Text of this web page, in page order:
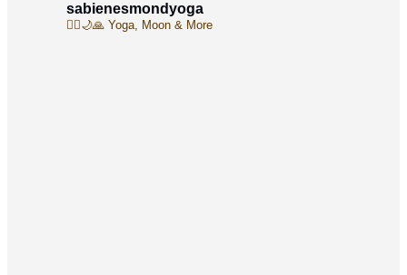
sabienesmondyoga
🧘‍♀️🌙🙏 Yoga, Moon & More